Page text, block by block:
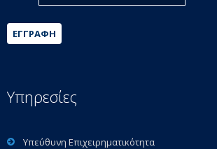
ΕΓΓΡΑΦΉ
Υπηρεσίες
Υπεύθυνη Επιχειρηματικότητα